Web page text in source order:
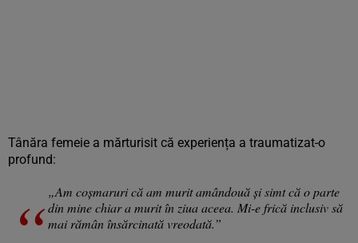
Tânăra femeie a mărturisit că experiența a traumatizat-o
profund:
„Am coșmaruri că am murit amândouă și simt că o parte
din mine chiar a murit în ziua aceea. Mi-e frică inclusiv să
mai rămân însărcinată vreodată.”